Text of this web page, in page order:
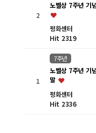
2
노벨상 7주년 기
평화센터
Hit 2319
1
7주년
노벨상 7주년 기
말
평화센터
Hit 2336